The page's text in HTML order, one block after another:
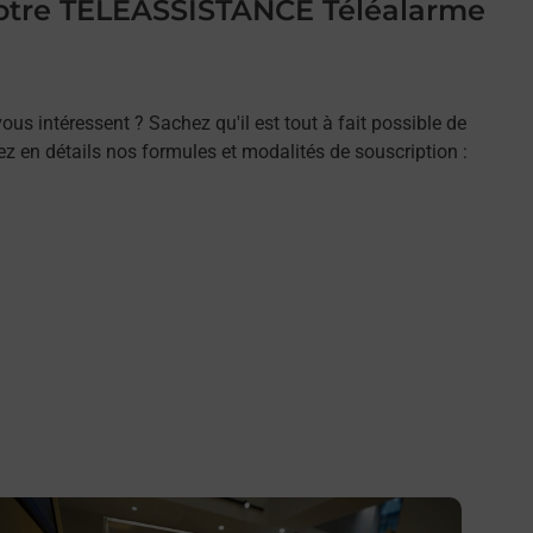
TELEASSISTANCE Téléalarme
intéressent ? Sachez qu'il est tout à fait possible de
en détails nos formules et modalités de souscription :
savoir plus